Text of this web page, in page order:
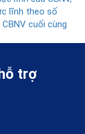
lĩnh theo số
cuối cùng
trợ